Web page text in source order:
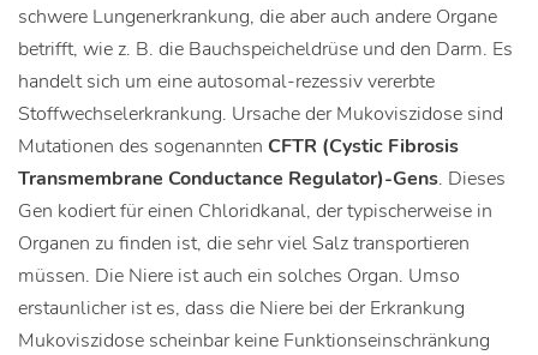
schwere Lungenerkrankung, die aber auch andere Organe
betrifft, wie z. B. die Bauchspeicheldrüse und den Darm. Es
handelt sich um eine autosomal-rezessiv vererbte
Stoffwechselerkrankung. Ursache der Mukoviszidose sind
Mutationen des sogenannten CFTR (Cystic Fibrosis
Transmembrane Conductance Regulator)-Gens. Dieses
Gen kodiert für einen Chloridkanal, der typischerweise in
Organen zu finden ist, die sehr viel Salz transportieren
müssen. Die Niere ist auch ein solches Organ. Umso
erstaunlicher ist es, dass die Niere bei der Erkrankung
Mukoviszidose scheinbar keine Funktionseinschränkung